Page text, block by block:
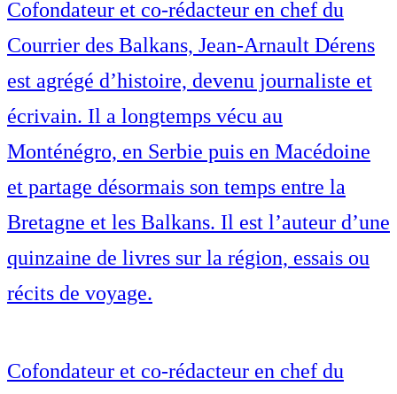
Cofondateur et co-rédacteur en chef du
Courrier des Balkans, Jean-Arnault Dérens
est agrégé d’histoire, devenu journaliste et
écrivain. Il a longtemps vécu au
Monténégro, en Serbie puis en Macédoine
et partage désormais son temps entre la
Bretagne et les Balkans. Il est l’auteur d’une
quinzaine de livres sur la région, essais ou
récits de voyage.
Cofondateur et co-rédacteur en chef du